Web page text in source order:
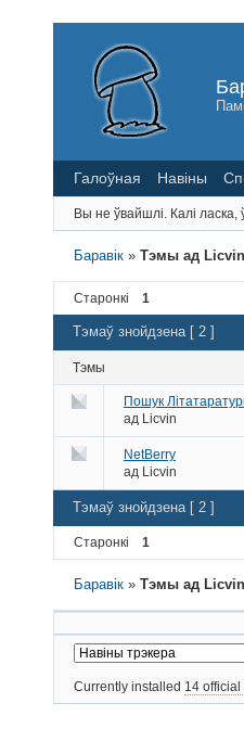
Галоўная Навіны
Вы не ўвайшлі. Калі ласка,
Баравік »Тэмы ад Licvin
Старонкі 1
Тэмаў знойдзена [ 2 ]
Тэмы
Пошук
ад Licvin
NetBerry
ад Licvin
Тэмаў знойдзена [ 2 ]
Старонкі 1
Баравік »Тэмы ад Licvin
Currently installed 14